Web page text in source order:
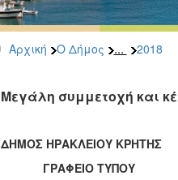
Αρχική Ο Δήμος ... 2018
Μεγάλη συμμετοχή και
ΔΗΜΟΣ ΗΡΑΚΛΕΙΟΥ ΚΡΗΤΗΣ
ΓΡΑΦΕΙΟ ΤΥΠΟΥ